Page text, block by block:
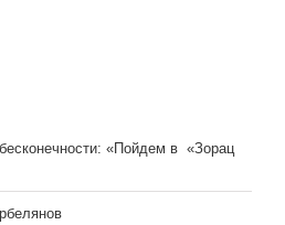
«Пойдем в «Зорац